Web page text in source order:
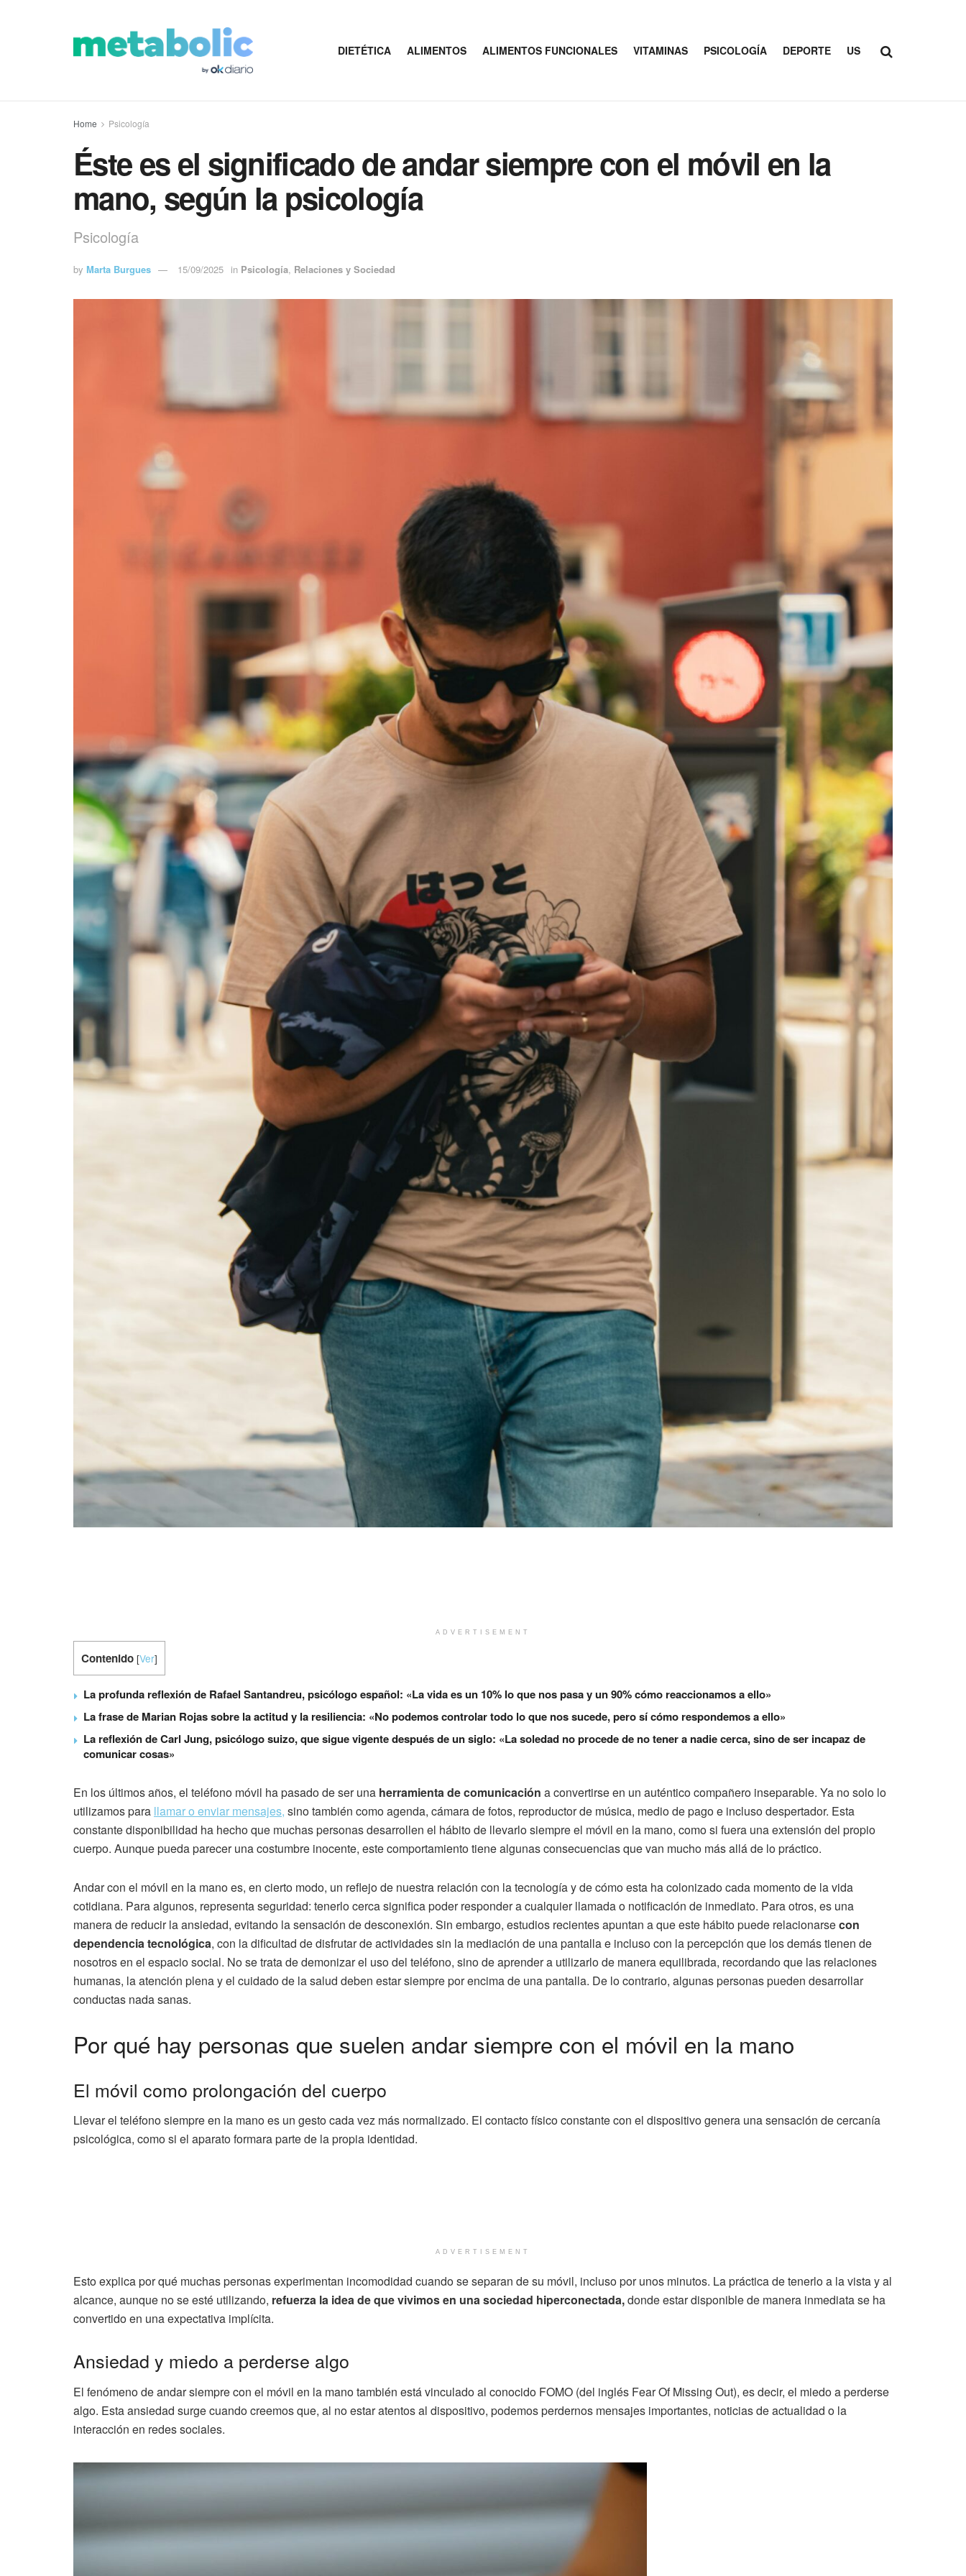
DIETÉTICA ALIMENTOS ALIMENTOS FUNCIONALES VITAMINAS PSICOLOGÍA DEPORTE US
Home Psicología
Éste es el significado de andar siempre con el móvil en la
mano, según la psicología
Psicología
by Marta Burgues 15/09/2025 in Psicología, Relaciones y Sociedad
ADVERTISEMENT
Contenido [Ver]
La profunda reflexión de Rafael Santandreu, psicólogo español: «La vida es un 10% lo que nos pasa y un 90% cómo reaccionamos a ello»
La frase de Marian Rojas sobre la actitud y la resiliencia: «No podemos controlar todo lo que nos sucede, pero sí cómo respondemos a ello»
La reflexión de Carl Jung, psicólogo suizo, que sigue vigente después de un siglo: «La soledad no procede de no tener a nadie cerca, sino de ser incapaz de
comunicar cosas»
En los últimos años, el teléfono móvil ha pasado de ser una herramienta de comunicación a convertirse en un auténtico compañero inseparable. Ya no solo lo
utilizamos para llamar o enviar mensajes, sino también como agenda, cámara de fotos, reproductor de música, medio de pago e incluso despertador. Esta
constante disponibilidad ha hecho que muchas personas desarrollen el hábito de llevarlo siempre el móvil en la mano, como si fuera una extensión del propio
cuerpo. Aunque pueda parecer una costumbre inocente, este comportamiento tiene algunas consecuencias que van mucho más allá de lo práctico.
Andar con el móvil en la mano es, en cierto modo, un reflejo de nuestra relación con la tecnología y de cómo esta ha colonizado cada momento de la vida
cotidiana. Para algunos, representa seguridad: tenerlo cerca significa poder responder a cualquier llamada o notificación de inmediato. Para otros, es una
manera de reducir la ansiedad, evitando la sensación de desconexión. Sin embargo, estudios recientes apuntan a que este hábito puede relacionarsecon
dependencia tecnológica, con la dificultad de disfrutar de actividades sin la mediación de una pantalla e incluso con la percepción que los demás tienen de
nosotros en el espacio social. No se trata de demonizar el uso del teléfono, sino de aprender a utilizarlo de manera equilibrada, recordando que las relaciones
humanas, la atención plena y el cuidado de la salud deben estar siempre por encima de una pantalla. De lo contrario, algunas personas pueden desarrollar
conductas nada sanas.
Por qué hay personas que suelen andar siempre con el móvil en la mano
El móvil como prolongación del cuerpo
Llevar el teléfono siempre en la mano es un gesto cada vez más normalizado. El contacto físico constante con el dispositivo genera una sensación de cercanía
psicológica, como si el aparato formara parte de la propia identidad.
ADVERTISEMENT
Esto explica por qué muchas personas experimentan incomodidad cuando se separan de su móvil, incluso por unos minutos. La práctica de tenerlo a la vista y al
alcance, aunque no se esté utilizando, refuerza la idea de que vivimos en una sociedad hiperconectada,donde estar disponible de manera inmediata se ha
convertido en una expectativa implícita.
Ansiedad y miedo a perderse algo
El fenómeno de andar siempre con el móvil en la mano también está vinculado al conocido FOMO (del inglés Fear Of Missing Out), es decir, el miedo a perderse
algo. Esta ansiedad surge cuando creemos que, al no estar atentos al dispositivo, podemos perdernos mensajes importantes, noticias de actualidad o la
interacción en redes sociales.